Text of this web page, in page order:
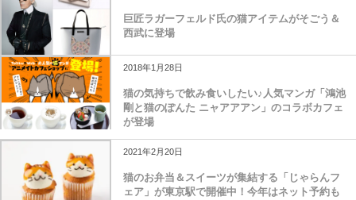
巨匠ラガーフェルド氏の猫アイテムがそごう＆
西武に登場
2018年1月28日
猫の気持ちで飲み食いしたい♪人気マンガ「鴻池
剛と猫のぽんた ニャアアアン」のコラボカフェ
が登場
2021年2月20日
猫のお弁当＆スイーツが集結する「じゃらんフ
ェア」が東京駅で開催中！今年はネット予約も